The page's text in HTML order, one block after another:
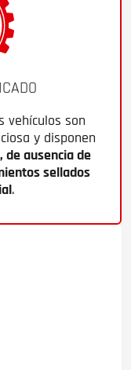
vehículos son
y disponen
ausencia de
sellados
.